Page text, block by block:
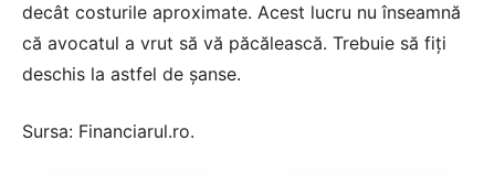
decât costurile aproximate. Acest lucru nu înseamnă
că avocatul a vrut să vă păcălească. Trebuie să fiți
deschis la astfel de șanse.
Sursa: Financiarul.ro.